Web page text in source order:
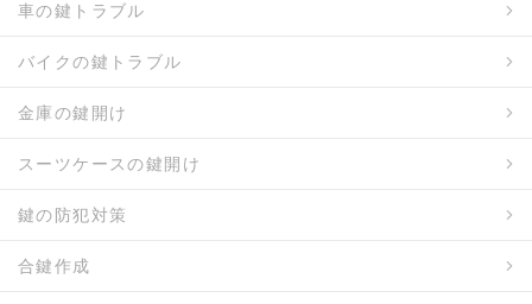
車の鍵トラブル
バイクの鍵トラブル
金庫の鍵開け
スーツケースの鍵開け
鍵の防犯対策
合鍵作成